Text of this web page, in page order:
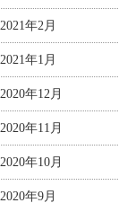
2021年2月
2021年1月
2020年12月
2020年11月
2020年10月
2020年9月